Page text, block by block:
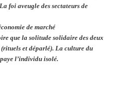
foi aveugle des sectateurs de
de marché
que la solitude solidaire des deux
et déparlé). La culture du
l’individu isolé.